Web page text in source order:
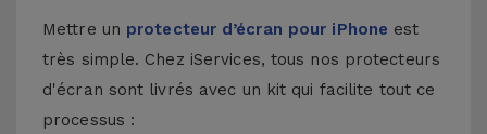
Mettre un protecteur d’écran pour iPhone est
très simple. Chez iServices, tous nos protecteurs
d'écran sont livrés avec un kit qui facilite tout ce
processus :